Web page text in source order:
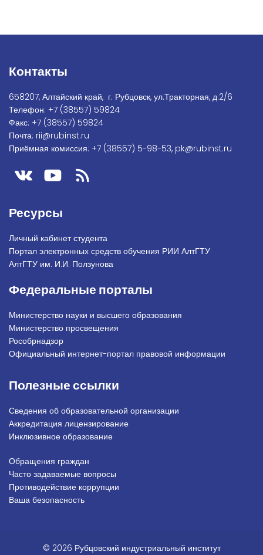
Контакты
658207, Алтайский край, г. Рубцовск, ул.Тракторная, д.2/6
Телефон: +7 (38557) 59824
Факс: +7 (38557) 59824
Почта: rii@rubinst.ru
Приёмная комиссия: +7 (38557) 5-98-53, pk@rubinst.ru
Ресурсы
Личный кабинет студента
Портал электронных средств обучения РИИ АлтГТУ
АлтГТУ им. И.И. Ползунова
Федеральные порталы
Министерство науки и высшего образования
Министерство просвещения
Рособрнадзор
Официальный интернет-портал правовой информации
Полезные ссылки
Сведения об образовательной организации
Аккредитация лицензирование
Инклюзивное образование
Подвал_право
Обращения граждан
Часто задаваемые вопросы
Противодействие коррупции
Ваша безопасность
© 2026 Рубцовский индустриальный институт